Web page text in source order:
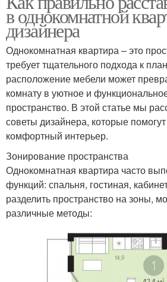
в однокомнатной
дизайнера
Однокомнатная квартира – это
требует тщательного подхода к
расположение мебели может
комнату в уютное и
пространство. В этой статье мы
советы дизайнера, которые
комфортный интерьер.
Зонирование пространства
Однокомнатная квартира часто
функций: спальня, гостиная,
разделить пространство на зоны,
различные методы: